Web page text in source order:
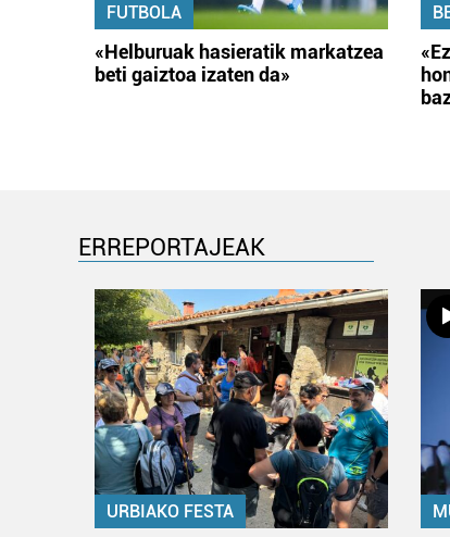
FUTBOLA
«Helburuak hasieratik markatzea
beti gaiztoa izaten da»
ERREPORTAJEAK
URBIAKO FESTA